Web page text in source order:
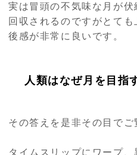
実は冒頭の不気味な月が
回収されるのですがとて
後感が非常に良いです。
人類はなぜ月を目指
その答えを是非その目でご
タイムスリップにワープ